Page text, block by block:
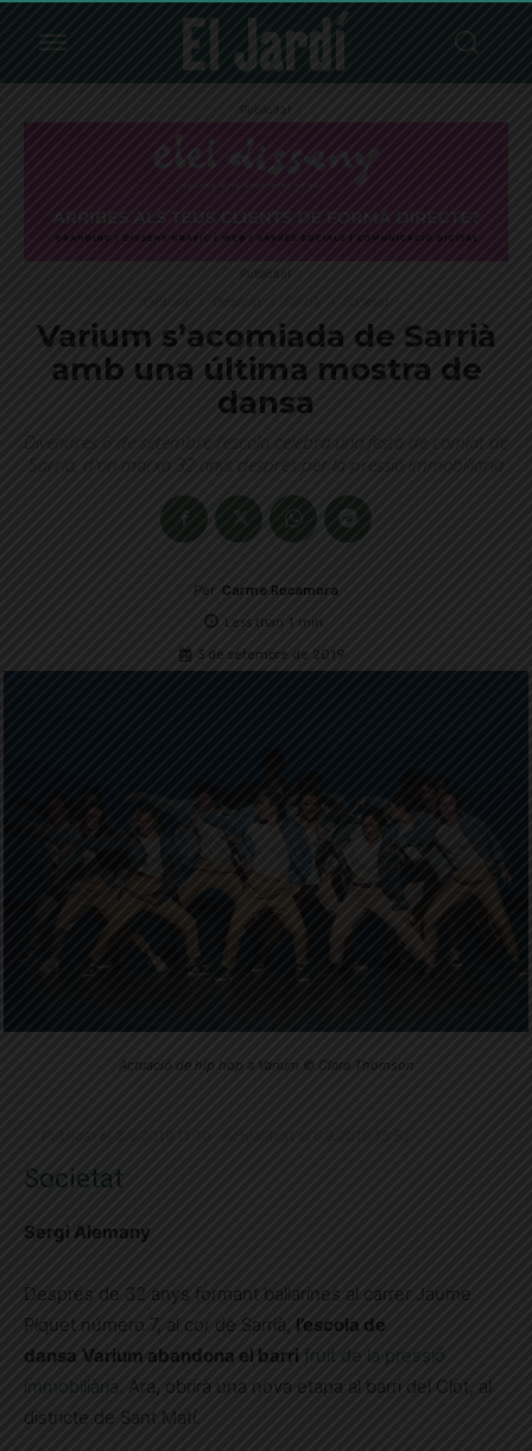
Publicitat
Publicitat
Varium s’acomiada de Sarrià
amb una última mostra de
dansa
Divendres 6 de setembre l'escola celebra una festa de comiat de
Sarrià, d'on marxa 32 anys després per la pressió immobiliària
Per Carme Rocamora
Less than 1 min.
3 de setembre de 2019
Actuació de hip hop a Varium © Clara Thomson
Societat
Sergi Alemany
Després de 32 anys formant ballarines al carrer Jaume
Piquet número 7, al cor de Sarrià, l’escola de
dansa Varium abandona el barri fruit de la pressió
immobiliària. Ara, obrirà una nova etapa al barri del Clot, al
districte de Sant Matí.